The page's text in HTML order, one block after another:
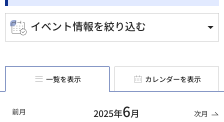
イベント情報を絞り込む
一覧を表示 カレンダーを表示
前月 2025年6月 次月